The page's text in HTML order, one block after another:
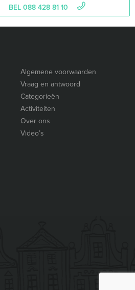
BEL 088 428 81 10
Algemene voorwaarden
Vraag en antwoord
Categorieën
Activiteiten
Over ons
Video’s